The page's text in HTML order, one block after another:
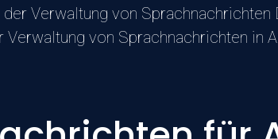
Verwaltung von
von Sprachnachrichten in